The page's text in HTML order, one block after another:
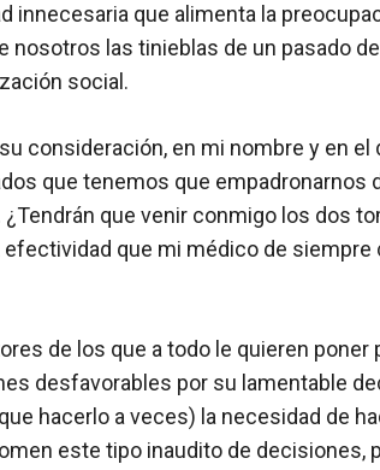
innecesaria que alimenta la
las tinieblas de un pasado
social.
consideración, en mi nombre y en
que tenemos que empadronarnos
que venir conmigo los dos
que mi médico de
de los que a todo le quieren
desfavorables por su lamentable
hacerlo a veces) la necesidad de
este tipo inaudito de